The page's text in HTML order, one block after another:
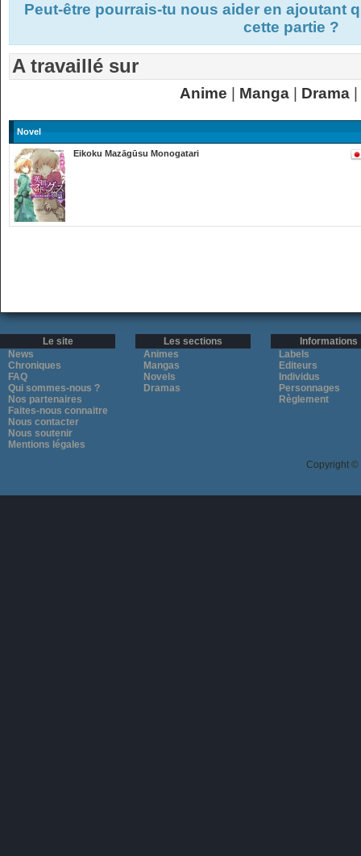
Peut-être pourrais-tu nous aider en ajoutant
cette partie ?
A travaillé sur
Anime Manga Drama
Novel
Eikoku Mazāgūsu Monogatari
Le site
News
Chroniques
FAQ
Qui sommes-nous ?
Nos partenaires
Faites-nous connaitre
Nous contacter
Nous soutenir
Mentions légales
Les sections
Animes
Mangas
Novels
Dramas
Informations
Labels
Editeurs
Individus
Personnages
Règlement
Copyright ©